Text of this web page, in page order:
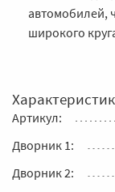
автомобилей,
широкого
Артикул:
Дворник 1:
Дворник 2: